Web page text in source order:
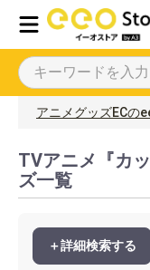
アニメグッズECの
TVアニメ『カ
ズ一覧
＋詳細検索する